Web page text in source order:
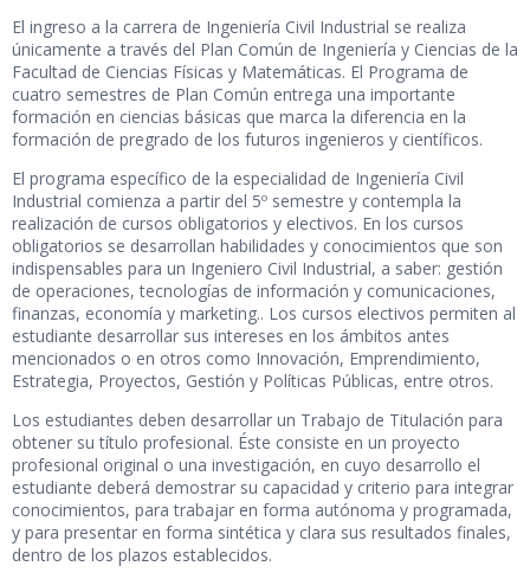
El ingreso a la carrera de Ingeniería Civil Industrial se realiza
únicamente a través del Plan Común de Ingeniería y Ciencias de la
Facultad de Ciencias Físicas y Matemáticas. El Programa de
cuatro semestres de Plan Común entrega una importante
formación en ciencias básicas que marca la diferencia en la
formación de pregrado de los futuros ingenieros y científicos.
El programa específico de la especialidad de Ingeniería Civil
Industrial comienza a partir del 5º semestre y contempla la
realización de cursos obligatorios y electivos. En los cursos
obligatorios se desarrollan habilidades y conocimientos que son
indispensables para un Ingeniero Civil Industrial, a saber: gestión
de operaciones, tecnologías de información y comunicaciones,
finanzas, economía y marketing.. Los cursos electivos permiten al
estudiante desarrollar sus intereses en los ámbitos antes
mencionados o en otros como Innovación, Emprendimiento,
Estrategia, Proyectos, Gestión y Políticas Públicas, entre otros.
Los estudiantes deben desarrollar un Trabajo de Titulación para
obtener su título profesional. Éste consiste en un proyecto
profesional original o una investigación, en cuyo desarrollo el
estudiante deberá demostrar su capacidad y criterio para integrar
conocimientos, para trabajar en forma autónoma y programada,
y para presentar en forma sintética y clara sus resultados finales,
dentro de los plazos establecidos.